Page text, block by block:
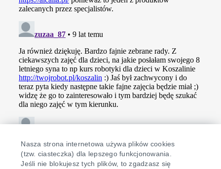
Nasza strona internetowa używa plików cookies
(tzw. ciasteczka) dla lepszego funkcjonowania.
Jeśli nie blokujesz tych plików, to zgadzasz się